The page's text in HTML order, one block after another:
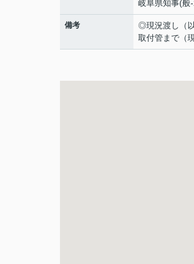
岐阜県知事(般
備考
◎現況渡し（
取付管まで（